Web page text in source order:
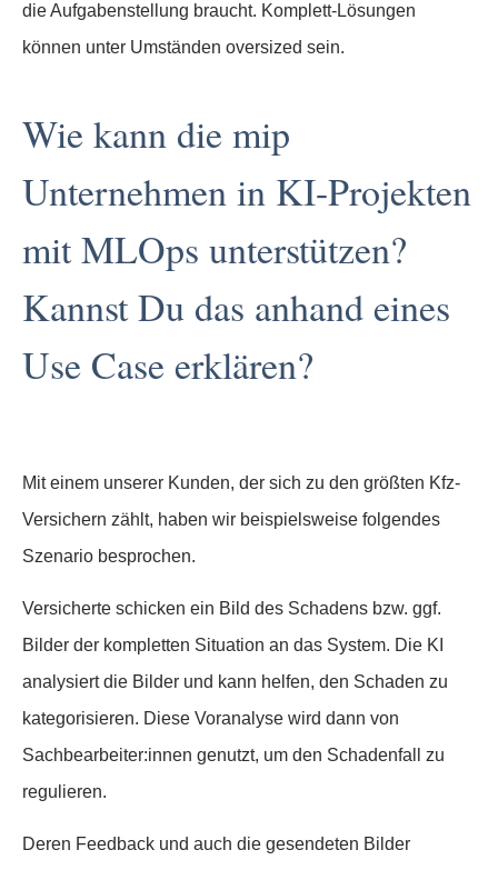
die Aufgabenstellung braucht. Komplett-Lösungen
können unter Umständen oversized sein.
Wie kann die mip
Unternehmen in KI-Projekten
mit MLOps unterstützen?
Kannst Du das anhand eines
Use Case erklären?
Mit einem unserer Kunden, der sich zu den größten Kfz-
Versichern zählt, haben wir beispielsweise folgendes
Szenario besprochen.
Versicherte schicken ein Bild des Schadens bzw. ggf.
Bilder der kompletten Situation an das System. Die KI
analysiert die Bilder und kann helfen, den Schaden zu
kategorisieren. Diese Voranalyse wird dann von
Sachbearbeiter:innen genutzt, um den Schadenfall zu
regulieren.
Deren Feedback und auch die gesendeten Bilder